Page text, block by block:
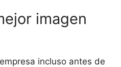
imagen
incluso antes de